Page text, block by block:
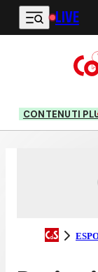
Vai al contenuto
LIVE
CONTENUTI